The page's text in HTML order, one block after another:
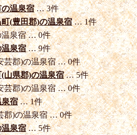
温泉宿… 3件
(豊田郡)の温泉宿… 1件
温泉宿 … 0件
泉宿… 9件
芸郡)の温泉宿 … 0件
山県郡)の温泉宿… 5件
芸郡)の温泉宿 … 0件
宿… 1件
郡)の温泉宿 … 0件
泉宿… 5件